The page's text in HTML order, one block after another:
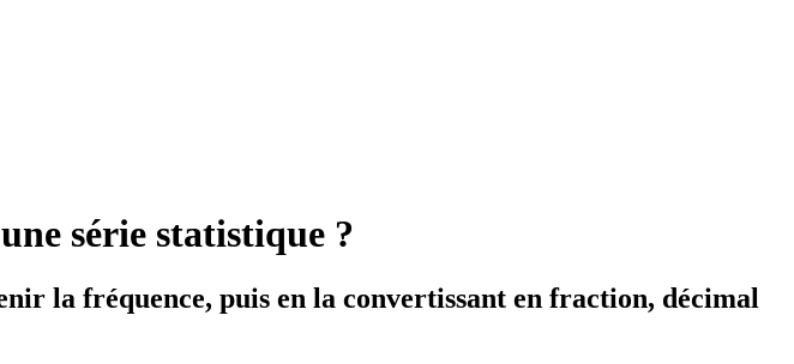
série statistique ?
la fréquence, puis en la convertissant en fraction, décimal